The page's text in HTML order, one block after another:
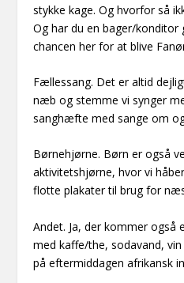
stykke kage. Og hvorfor så
Og har du en bager/konditor
chancen her for at blive
Fællessang. Det er altid
næb og stemme vi synger
sanghæfte med sange om
Børnehjørne. Børn er også
aktivitetshjørne, hvor vi
flotte plakater til brug for
Andet. Ja, der kommer også
med kaffe/the, sodavand,
på eftermiddagen afrikansk